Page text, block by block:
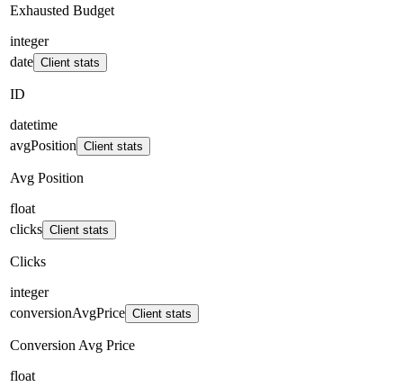
Exhausted Budget
integer
date Client stats
ID
datetime
avgPosition Client stats
Avg Position
float
clicks Client stats
Clicks
integer
conversionAvgPrice Client stats
Conversion Avg Price
float